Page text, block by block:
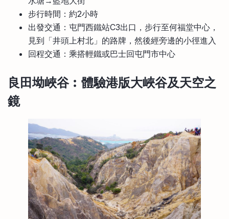
步行時間：約2小時
出發交通：屯門西鐵站C3出口，步行至何福堂中心，
見到「井頭上村北」的路牌，然後經旁邊的小徑進入
回程交通：乘搭輕鐵或巴士回屯門市中心
良田坳峽谷︰體驗港版大峽谷及天空之
鏡